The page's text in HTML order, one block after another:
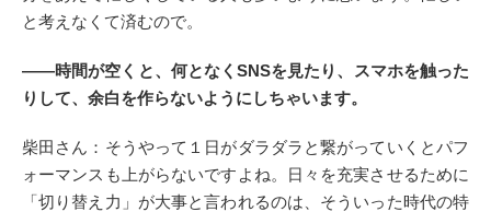
と考えなくて済むので。
――時間が空くと、何となくSNSを見たり、スマホを触った
りして、余白を作らないようにしちゃいます。
柴田さん：そうやって１日がダラダラと繋がっていくとパフ
ォーマンスも上がらないですよね。日々を充実させるために
「切り替え力」が大事と言われるのは、そういった時代の特